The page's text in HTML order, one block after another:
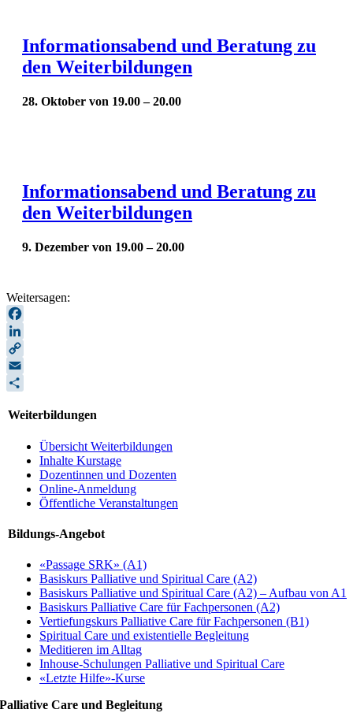
Informationsabend und Beratung zu
den Weiterbildungen
28. Oktober von 19.00–20.00
Informationsabend und Beratung zu
den Weiterbildungen
9. Dezember von 19.00–20.00
Weitersagen:
Facebook
LinkedIn
Copy
Link
Email
Weiterbildungen
Übersicht Weiterbildungen
Inhalte Kurstage
Dozentinnen und Dozenten
Online-Anmeldung
Öffentliche Veranstaltungen
Bildungs-Angebot
«Passage SRK» (A1)
Basiskurs Palliative und Spiritual Care (A2)
Basiskurs Palliative und Spiritual Care (A2) – Aufbau von A1
Basiskurs Palliative Care für Fachpersonen (A2)
Vertiefungskurs Palliative Care für Fachpersonen (B1)
Spiritual Care und existentielle Begleitung
Meditieren im Alltag
Inhouse-Schulungen Palliative und Spiritual Care
«Letzte Hilfe»-Kurse
Palliative Care und Begleitung